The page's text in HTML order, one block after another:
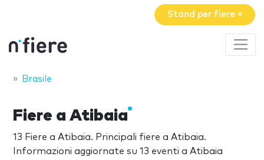
Stand per fiere »
Brasile
Fiere a Atibaia
13 Fiere a Atibaia. Principali fiere a Atibaia.
Informazioni aggiornate su 13 eventi a Atibaia